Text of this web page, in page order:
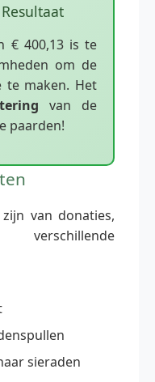
€ 400,13 is te
om de
te maken. Het
van de
paarden!
van donaties,
sieraden